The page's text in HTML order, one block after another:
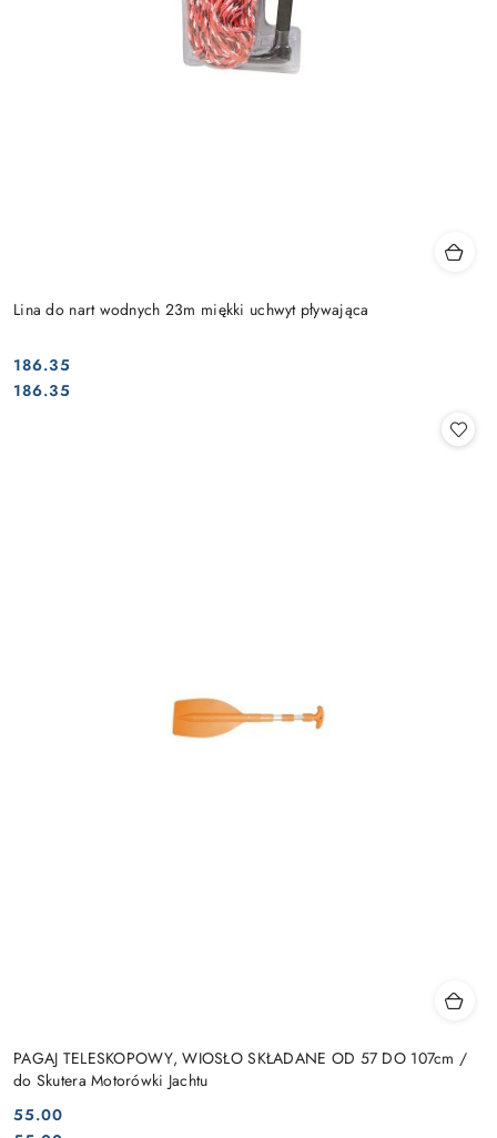
Lina do nart wodnych 23m miękki uchwyt pływająca
Cena:
186.35
Cena:
186.35
PAGAJ TELESKOPOWY, WIOSŁO SKŁADANE OD 57 DO 107cm /
do Skutera Motorówki Jachtu
55.00